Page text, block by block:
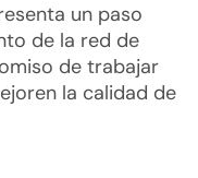
un paso
de la red de
de trabajar
la calidad de